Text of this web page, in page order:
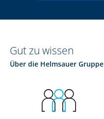
Gut zu wissen
Über die Helmsauer Gruppe